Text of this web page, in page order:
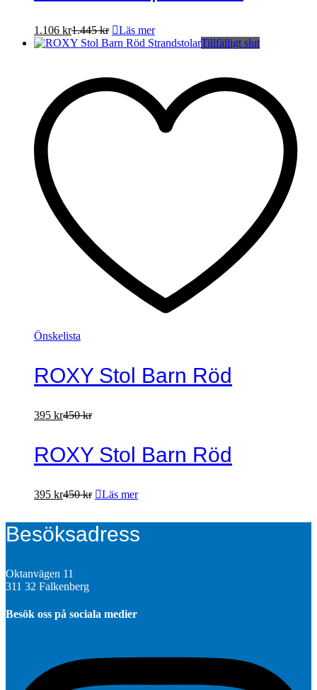
1.106 kr1.445kr
Läs mer
Tillfälligt slut
Önskelista
ROXY Stol Barn Röd
395 kr450kr
ROXY Stol Barn Röd
395 kr450kr Läs mer
Besöksadress
Oktanvägen 11
311 32 Falkenberg
Besök oss på sociala medier